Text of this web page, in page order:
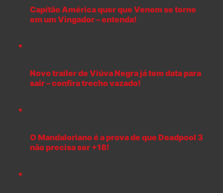
Capitão América quer que Venom se torne
em um Vingador – entenda!
Novo trailer de Viúva Negra já tem data para
sair – confira trecho vazado!
O Mandaloriano é a prova de que Deadpool 3
não precisa ser +18!